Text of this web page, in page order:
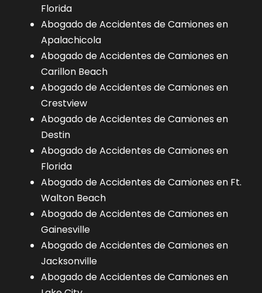
Florida
Abogado de Accidentes de Camiones en
Apalachicola
Abogado de Accidentes de Camiones en
Carillon Beach
Abogado de Accidentes de Camiones en
Crestview
Abogado de Accidentes de Camiones en
Destin
Abogado de Accidentes de Camiones en
Florida
Abogado de Accidentes de Camiones en Ft.
Walton Beach
Abogado de Accidentes de Camiones en
Gainesville
Abogado de Accidentes de Camiones en
Jacksonville
Abogado de Accidentes de Camiones en